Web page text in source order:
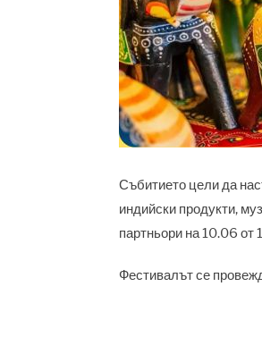
Събитието цели да
индийски продукти,
партньори на 10.06 от
Фестивалът се